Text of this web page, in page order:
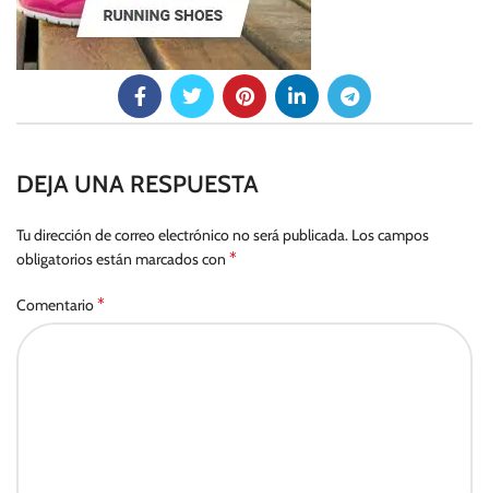
DEJA UNA RESPUESTA
Tu dirección de correo electrónico no será publicada. Los campos
obligatorios están marcados con *
Comentario*